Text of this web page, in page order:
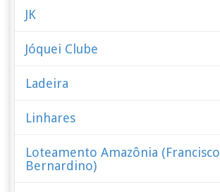
JK
Jóquei Clube
Ladeira
Linhares
Loteamento Amazônia (Francisco
Bernardino)